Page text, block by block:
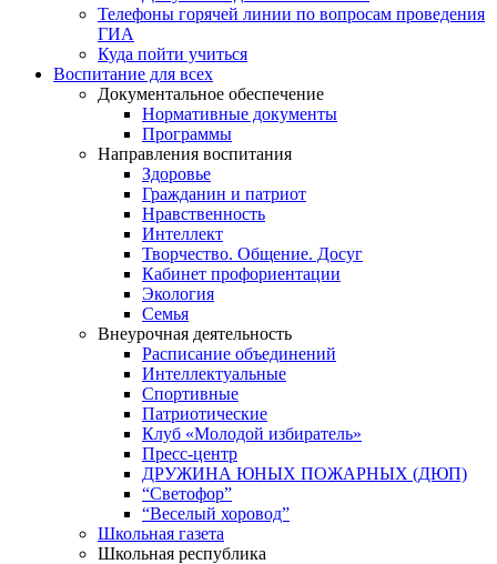
Телефоны горячей линии по вопросам проведения
ГИА
Куда пойти учиться
Воспитание для всех
Документальное обеспечение
Нормативные документы
Программы
Направления воспитания
Здоровье
Гражданин и патриот
Нравственность
Интеллект
Творчество. Общение. Досуг
Кабинет профориентации
Экология
Семья
Внеурочная деятельность
Расписание объединений
Интеллектуальные
Спортивные
Патриотические
Клуб «Молодой избиратель»
Пресс-центр
ДРУЖИНА ЮНЫХ ПОЖАРНЫХ (ДЮП)
“Светофор”
“Веселый хоровод”
Школьная газета
Школьная республика